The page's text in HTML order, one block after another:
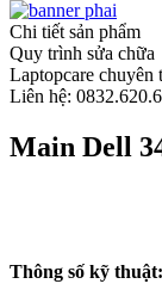
Chi tiết sản phẩm
Quy trình sửa chữa
Laptopcare chuyên
Liên hệ:
Main Dell
Thông số kỹ thuật: